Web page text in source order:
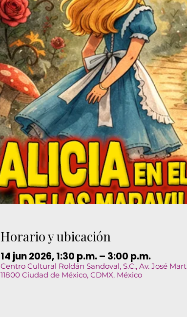
Horario y ubicación
14 jun 2026, 1:30 p.m. – 3:00 p.m.
Centro Cultural Roldán Sandoval, S.C., Av. José
11800 Ciudad de México, CDMX, México